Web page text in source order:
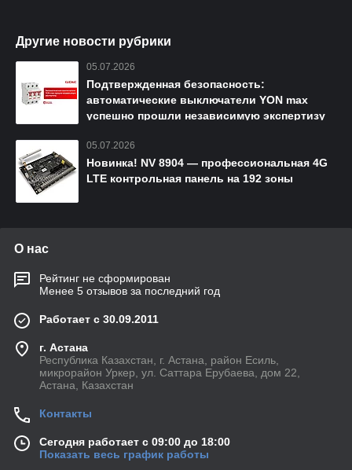
Другие новости рубрики
05.07.2026
Подтвержденная безопасность:
автоматические выключатели YON max
успешно прошли независимую экспертизу
05.07.2026
Новинка! NV 8904 — профессиональная 4G
LTE контрольная панель на 192 зоны
О нас
Рейтинг не сформирован
Менее 5 отзывов за последний год
Работает с 30.09.2011
г. Астана
Республика Казахстан, г. Астана, район Есиль,
микрорайон Уркер, ул. Саттара Ерубаева, дом 22,
Астана, Казахстан
Контакты
Сегодня работает с 09:00 до 18:00
Показать весь график работы